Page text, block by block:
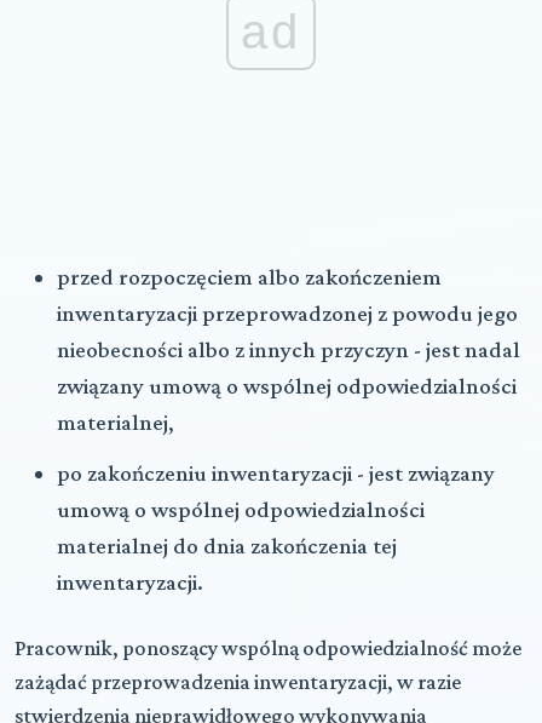
ad
przed rozpoczęciem albo zakończeniem
inwentaryzacji przeprowadzonej z powodu jego
nieobecności albo z innych przyczyn - jest nadal
związany umową o wspólnej odpowiedzialności
materialnej,
po zakończeniu inwentaryzacji - jest związany
umową o wspólnej odpowiedzialności
materialnej do dnia zakończenia tej
inwentaryzacji.
Pracownik, ponoszący wspólną odpowiedzialność może
zażądać przeprowadzenia inwentaryzacji, w razie
stwierdzenia nieprawidłowego wykonywania